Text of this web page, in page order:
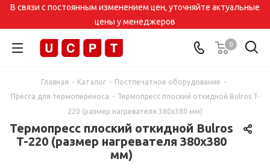
В связи с постоянным изменением цен, уточняйте актуальные
цены у менеджеров
0
Главная - Каталог - Постпечатное оборудование -
Пресса для термопереноса - Термопресс плоский откидной Bulros T-
220 (размер нагревателя 380х380 мм)
Термопресс плоский откидной Bulros
T-220 (размер нагревателя 380х380
мм)